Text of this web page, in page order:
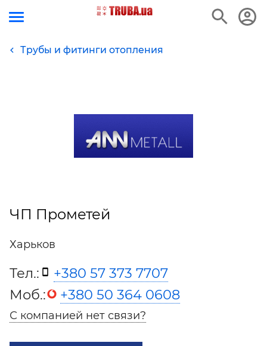
Трубы и фитинги отопления
ЧП Прометей
Харьков
Тел.:
+380 57 373 7707
Моб.:
+380 50 364 0608
С компанией нет связи?